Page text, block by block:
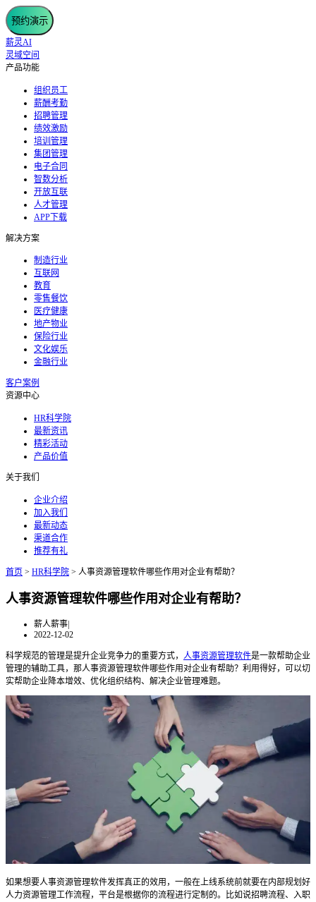
预约演示
薪灵AI
灵域空间
产品功能
组织员工
薪酬考勤
招聘管理
绩效激励
培训管理
集团管理
电子合同
智数分析
开放互联
人才管理
APP下载
解决方案
制造行业
互联网
教育
零售餐饮
医疗健康
地产物业
保险行业
文化娱乐
金融行业
客户案例
资源中心
HR科学院
最新资讯
精彩活动
产品价值
关于我们
企业介绍
加入我们
最新动态
渠道合作
推荐有礼
首页 > HR科学院 > 人事资源管理软件哪些作用对企业有帮助？
人事资源管理软件哪些作用对企业有帮助？
薪人薪事|
2022-12-02
科学规范的管理是提升企业竞争力的重要方式， 人事资源管理软件是一款帮助企业
管理的辅助工具， 那人事资源管理软件哪些作用对企业有帮助？ 利用得好，可以切
实帮助企业降本增效、优化组织结构、解决企业管理难题。
如果想要人事资源管理软件发挥真正的效用，一般在上线系统前就要在内部规划好
人力资源管理工作流程， 平台是根据你的流程进行定制的。比如说招聘流程、入职